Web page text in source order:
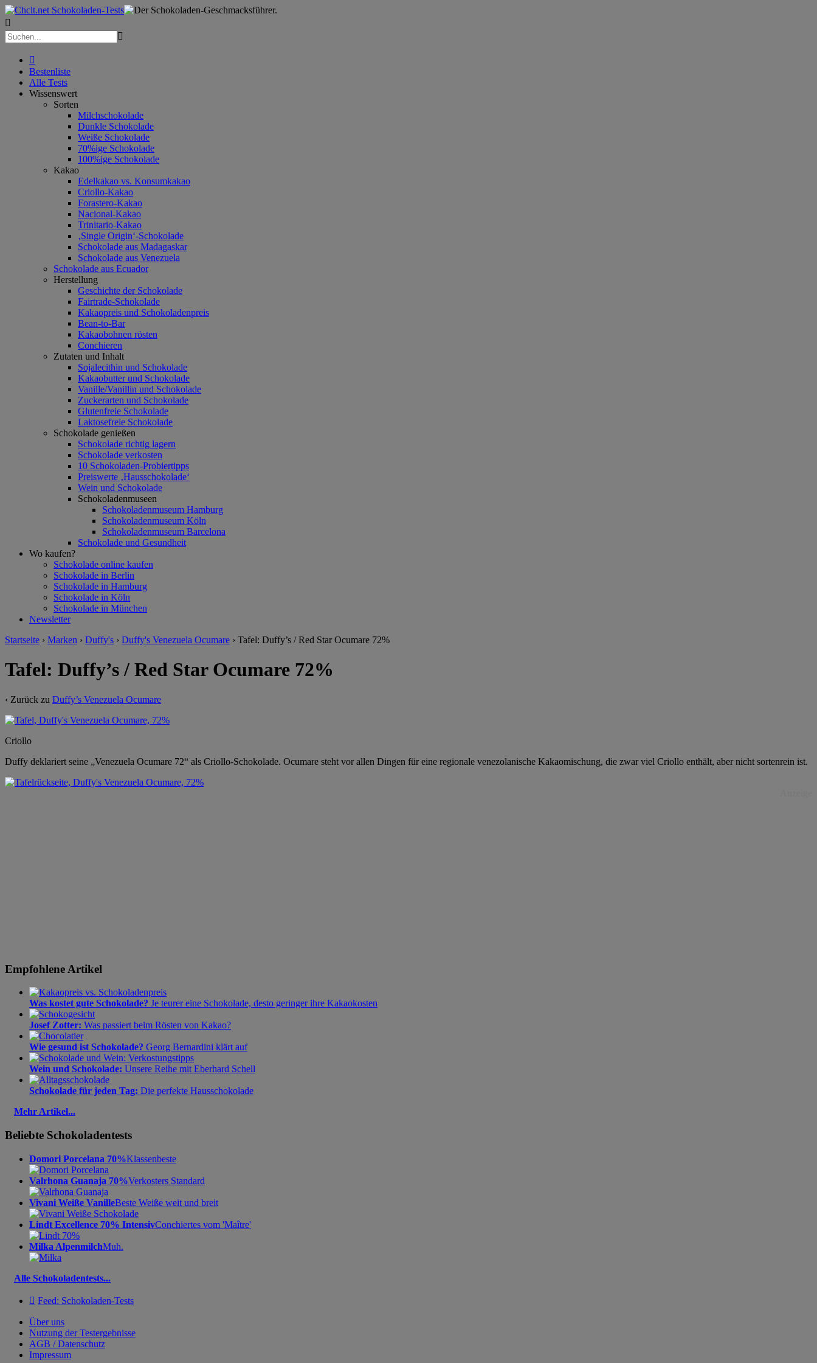



Bestenliste
Alle Tests
Wissenswert
Sorten
Milchschokolade
Dunkle Schokolade
Weiße Schokolade
70%ige Schokolade
100%ige Schokolade
Kakao
Edelkakao vs. Konsumkakao
Criollo-Kakao
Forastero-Kakao
Nacional-Kakao
Trinitario-Kakao
‚Single Origin‘-Schokolade
Schokolade aus Madagaskar
Schokolade aus Venezuela
Schokolade aus Ecuador
Herstellung
Geschichte der Schokolade
Fairtrade-Schokolade
Kakaopreis und Schokoladenpreis
Bean-to-Bar
Kakaobohnen rösten
Conchieren
Zutaten und Inhalt
Sojalecithin und Schokolade
Kakaobutter und Schokolade
Vanille/Vanillin und Schokolade
Zuckerarten und Schokolade
Glutenfreie Schokolade
Laktosefreie Schokolade
Schokolade genießen
Schokolade richtig lagern
Schokolade verkosten
10 Schokoladen-Probiertipps
Preiswerte ‚Hausschokolade‘
Wein und Schokolade
Schokoladenmuseen
Schokoladenmuseum Hamburg
Schokoladenmuseum Köln
Schokoladenmuseum Barcelona
Schokolade und Gesundheit
Wo kaufen?
Schokolade online kaufen
Schokolade in Berlin
Schokolade in Hamburg
Schokolade in Köln
Schokolade in München
Newsletter
Startseite › Marken › Duffy's › Duffy's Venezuela Ocumare › Tafel: Duffy’s / Red Star Ocumare 72%
Tafel: Duffy’s / Red Star Ocumare 72%
‹ Zurück zu Duffy’s Venezuela Ocumare
Criollo
Duffy deklariert seine „Venezuela Ocumare 72“ als Criollo-Schokolade. Ocumare steht vor allen Dingen für eine regionale venezolanische Kakaomischung, die zwar viel Criollo enthält, aber nicht sortenrein ist.
Empfohlene Artikel
Was kostet gute Schokolade? Je teurer eine Schokolade, desto geringer ihre Kakaokosten
Josef Zotter: Was passiert beim Rösten von Kakao?
Wie gesund ist Schokolade? Georg Bernardini klärt auf
Wein und Schokolade: Unsere Reihe mit Eberhard Schell
Schokolade für jeden Tag: Die perfekte Hausschokolade
Mehr Artikel...
Beliebte Schokoladentests
Domori Porcelana 70%Klassenbeste
Valrhona Guanaja 70%Verkosters Standard
Vivani Weiße VanilleBeste Weiße weit und breit
Lindt Excellence 70% IntensivConchiertes vom 'Maître'
Milka AlpenmilchMuh.
Alle Schokoladentests...
 Feed: Schokoladen-Tests
Über uns
Nutzung der Testergebnisse
AGB / Datenschutz
Impressum